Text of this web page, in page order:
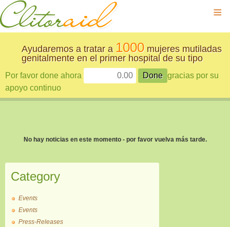
≡
Ayudaremos a tratar a 1000mujeres mutiladas
genitalmente en el primer hospital de su tipo
Por favor done ahora
gracias por su
apoyo continuo
No hay noticias en este momento - por favor vuelva más tarde.
Category
Events
Events
Press-Releases